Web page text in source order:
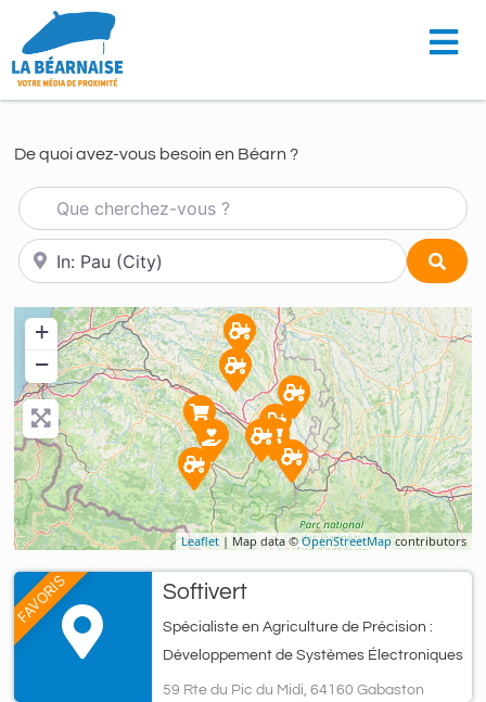
De quoi avez-vous besoin en Béarn ?
Que cherchez-vous ?
À proximité de...
+
−
Leaflet | Map data ©OpenStreetMapcontributors
FAVORIS Softivert
Spécialiste en Agriculture de Précision :
Développement de Systèmes Électroniques
59 Rte du Pic du Midi, 64160 Gabaston